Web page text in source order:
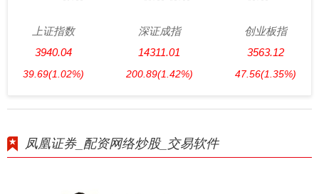
上证指数
3940.04
39.69(1.02%)
深证成指
14311.01
200.89(1.42%)
创业板指
3563.12
47.56(1.35%)
凤凰证券_配资网络炒股_交易软件